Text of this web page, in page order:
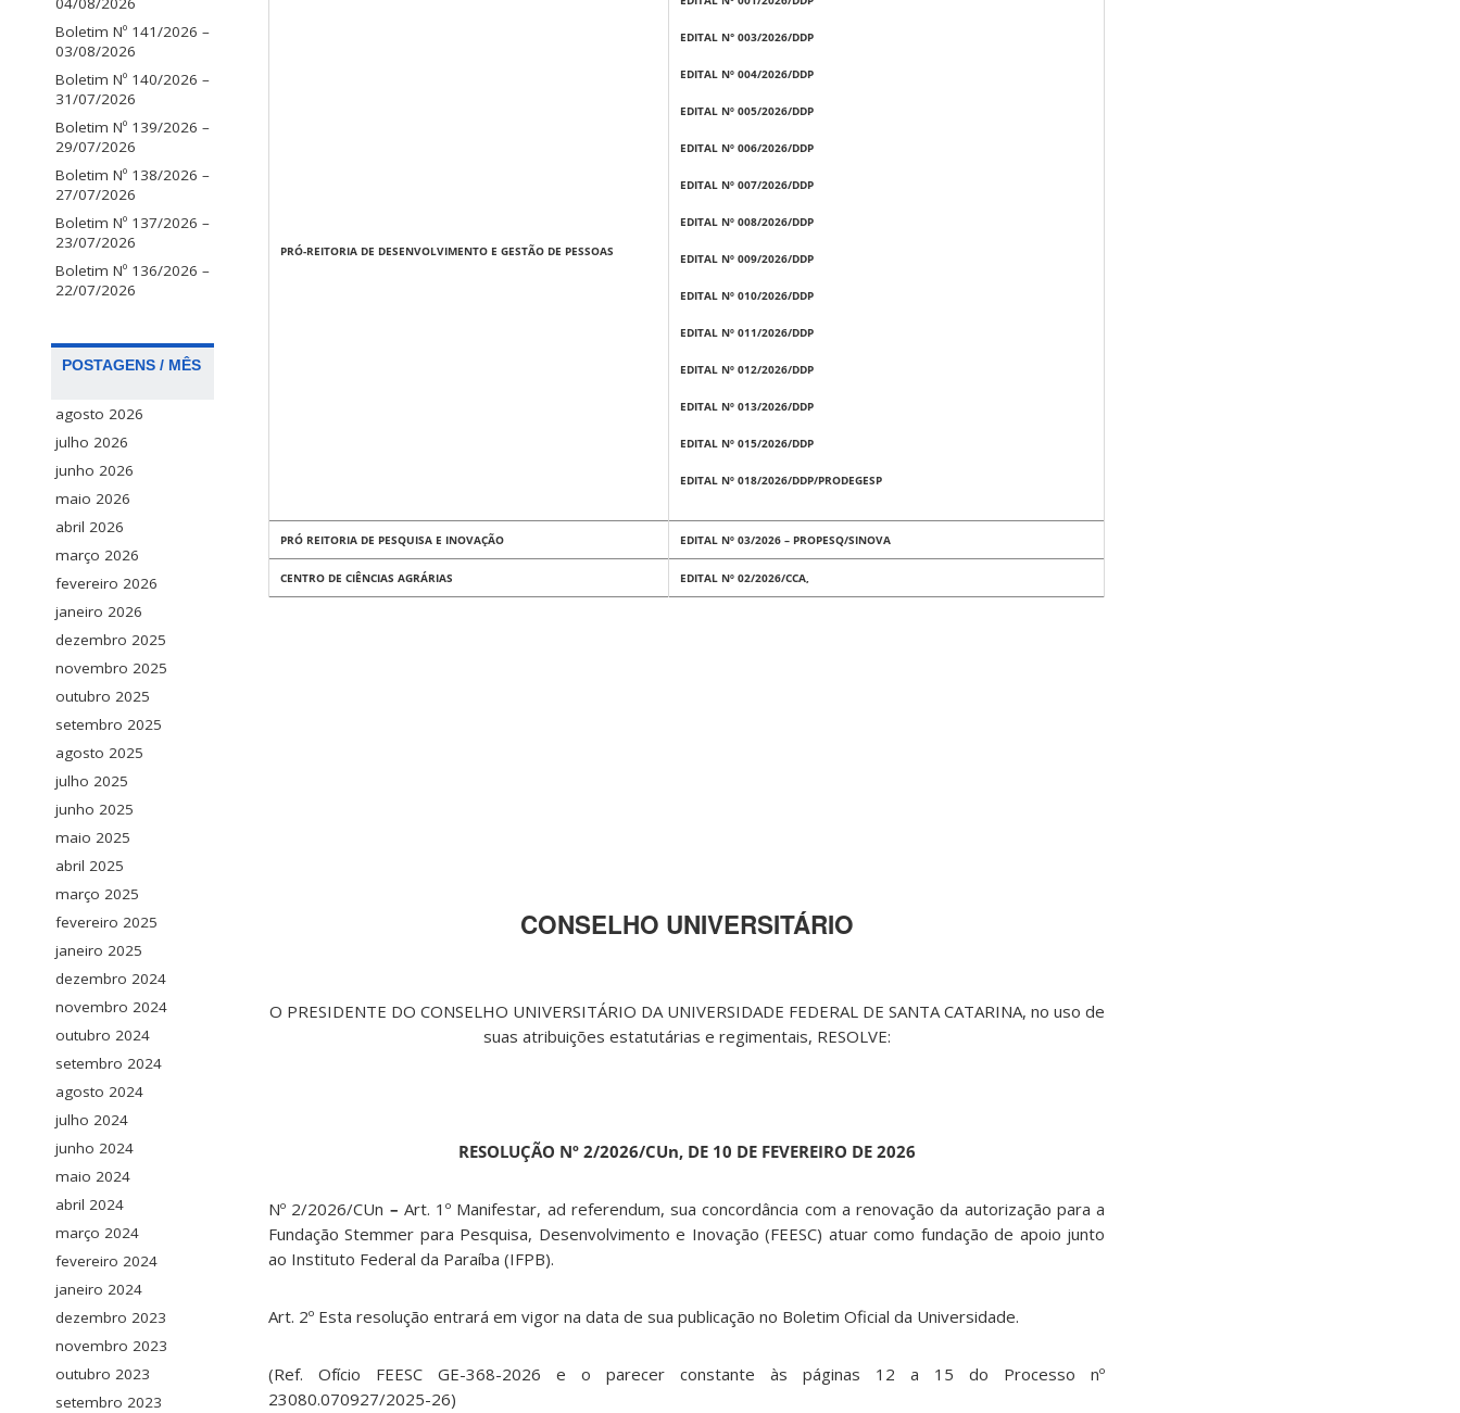
Boletim Nº 141/2026 –
03/08/2026
Boletim Nº 140/2026 –
31/07/2026
Boletim Nº 139/2026 –
29/07/2026
Boletim Nº 138/2026 –
27/07/2026
Boletim Nº 137/2026 –
23/07/2026
Boletim Nº 136/2026 –
22/07/2026
POSTAGENS / MÊS
agosto 2026
julho 2026
junho 2026
maio 2026
abril 2026
março 2026
fevereiro 2026
janeiro 2026
dezembro 2025
novembro 2025
outubro 2025
setembro 2025
agosto 2025
julho 2025
junho 2025
maio 2025
abril 2025
março 2025
fevereiro 2025
janeiro 2025
dezembro 2024
novembro 2024
outubro 2024
setembro 2024
agosto 2024
julho 2024
junho 2024
maio 2024
abril 2024
março 2024
fevereiro 2024
janeiro 2024
dezembro 2023
novembro 2023
outubro 2023
setembro 2023
PRÓ-REITORIA DE DESENVOLVIMENTO E GESTÃO DE PESSOAS
EDITAL N° 003/2026/DDP
EDITAL Nº 004/2026/DDP
EDITAL Nº 005/2026/DDP
EDITAL Nº 006/2026/DDP
EDITAL Nº 007/2026/DDP
EDITAL Nº 008/2026/DDP
EDITAL Nº 009/2026/DDP
EDITAL Nº 010/2026/DDP
EDITAL Nº 011/2026/DDP
EDITAL Nº 012/2026/DDP
EDITAL Nº 013/2026/DDP
EDITAL Nº 015/2026/DDP
EDITAL Nº 018/2026/DDP/PRODEGESP
PRÓ REITORIA DE PESQUISA E INOVAÇÃO EDITAL Nº 03/2026 – PROPESQ/SINOVA
CENTRO DE CIÊNCIAS AGRÁRIAS EDITAL Nº 02/2026/CCA,
CONSELHO UNIVERSITÁRIO
O PRESIDENTE DO CONSELHO UNIVERSITÁRIO DA UNIVERSIDADE FEDERAL DE SANTA CATARINA, no uso de
suas atribuições estatutárias e regimentais, RESOLVE:
RESOLUÇÃO Nº 2/2026/CUn, DE 10 DE FEVEREIRO DE 2026
Nº 2/2026/CUn – Art. 1º Manifestar, ad referendum, sua concordância com a renovação da autorização para a
Fundação Stemmer para Pesquisa, Desenvolvimento e Inovação (FEESC) atuar como fundação de apoio junto
ao Instituto Federal da Paraíba (IFPB).
Art. 2º Esta resolução entrará em vigor na data de sua publicação no Boletim Oficial da Universidade.
(Ref. Ofício FEESC GE-368-2026 e o parecer constante às páginas 12 a 15 do Processo nº
23080.070927/2025-26)